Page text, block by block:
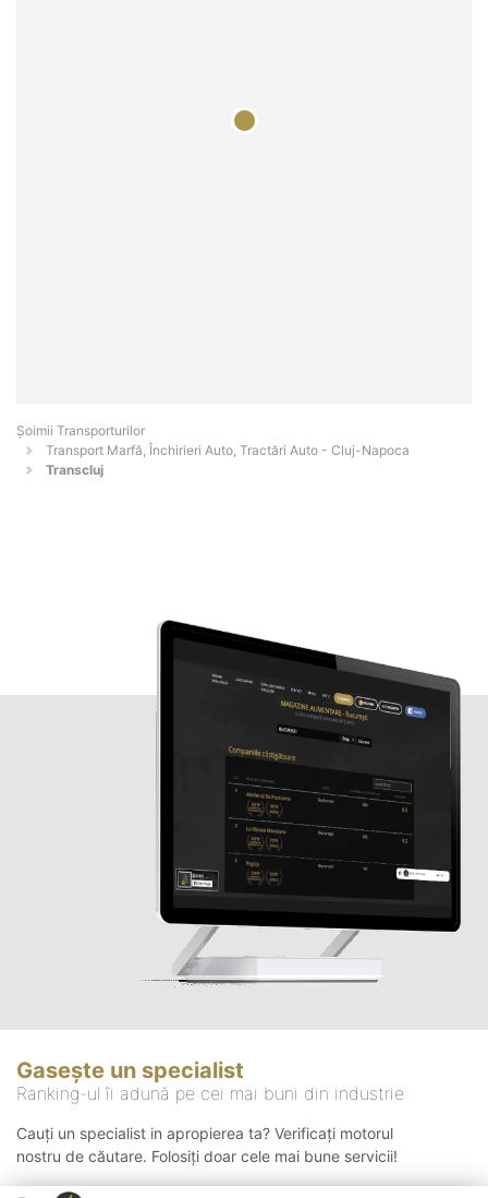
Șoimii Transporturilor
Transport Marfă, Închirieri Auto, Tractări Auto - Cluj-Napoca
Transcluj
Gasește un specialist
Ranking-ul îi adună pe cei mai buni din industrie
Cauți un specialist in apropierea ta? Verificați motorul
nostru de căutare. Folosiți doar cele mai bune servicii!